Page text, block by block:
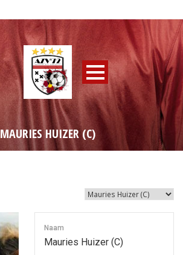
MAURIES HUIZER (C)
Naam
Mauries Huizer (C)